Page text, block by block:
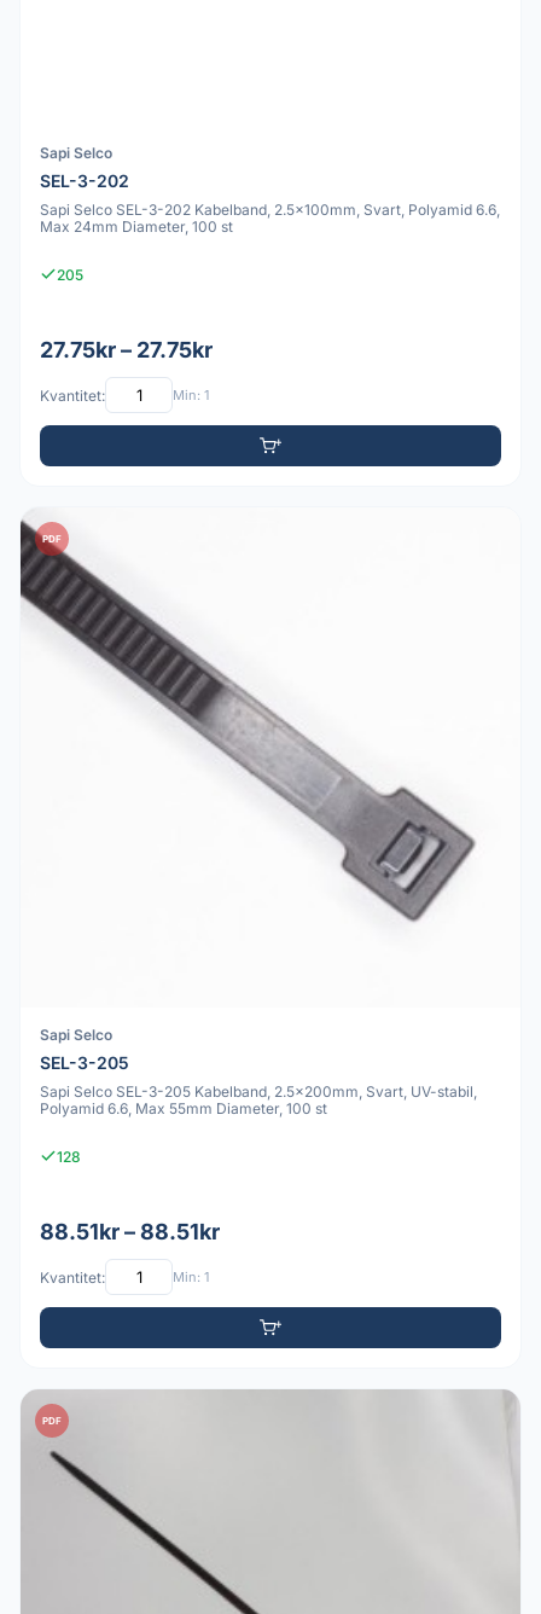
Sapi Selco
SEL-3-202
Sapi Selco SEL-3-202 Kabelband, 2.5x100mm, Svart, Polyamid 6.6,
Max 24mm Diameter, 100 st
205
27.75kr – 27.75kr
Kvantitet: Min: 1
PDF
Sapi Selco
SEL-3-205
Sapi Selco SEL-3-205 Kabelband, 2.5x200mm, Svart, UV-stabil,
Polyamid 6.6, Max 55mm Diameter, 100 st
128
88.51kr – 88.51kr
Kvantitet: Min: 1
PDF